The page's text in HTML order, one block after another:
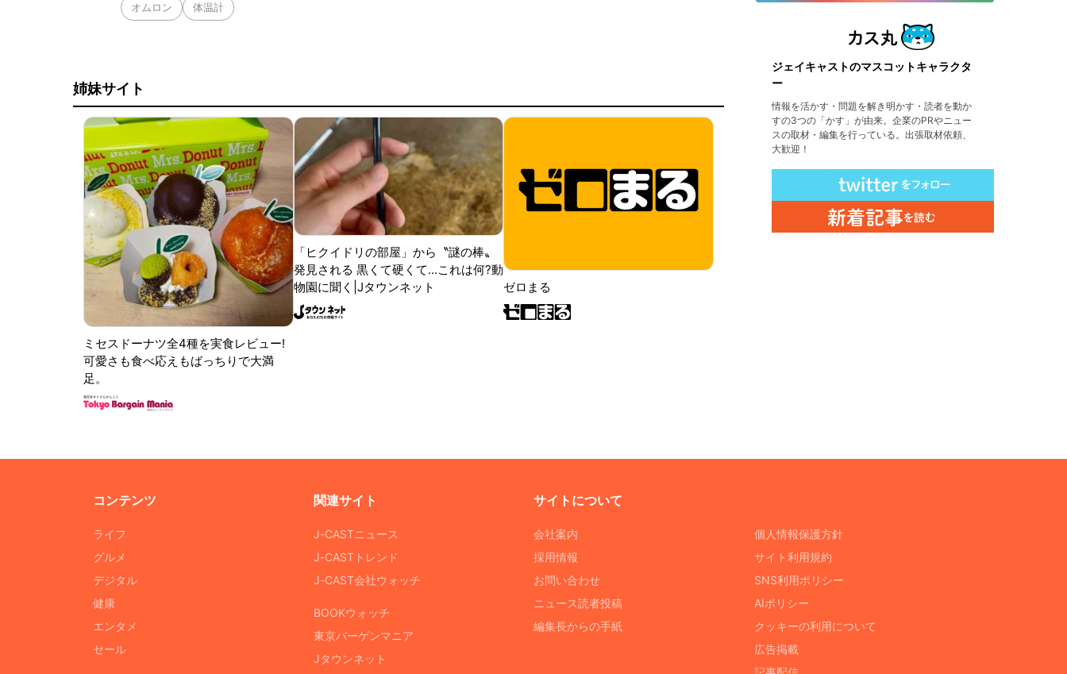
オムロン 体温計
姉妹サイト
ミセスドーナツ全4種を実食レビュー!
可愛さも食べ応えもばっちりで大満
足。
「ヒクイドリの部屋」から〝謎の棒〟
発見される 黒くて硬くて...これは何?動
物園に聞く|Jタウンネット
ゼロまる
ジェイキャストのマスコットキャラクタ
ー
情報を活かす・問題を解き明かす・読者を動か
すの3つの「かす」が由来。企業のPRやニュー
スの取材・編集を行っている。出張取材依頼、
大歓迎！
コンテンツ
ライフ
グルメ
デジタル
健康
エンタメ
セール
関連サイト
J-CASTニュース
J-CASTトレンド
J-CAST会社ウォッチ
BOOKウォッチ
東京バーゲンマニア
Jタウンネット
サイトについて
会社案内
採用情報
お問い合わせ
ニュース読者投稿
編集長からの手紙
個人情報保護方針
サイト利用規約
SNS利用ポリシー
AIポリシー
クッキーの利用について
広告掲載